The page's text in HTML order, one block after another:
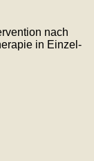
nach
in Einzel-